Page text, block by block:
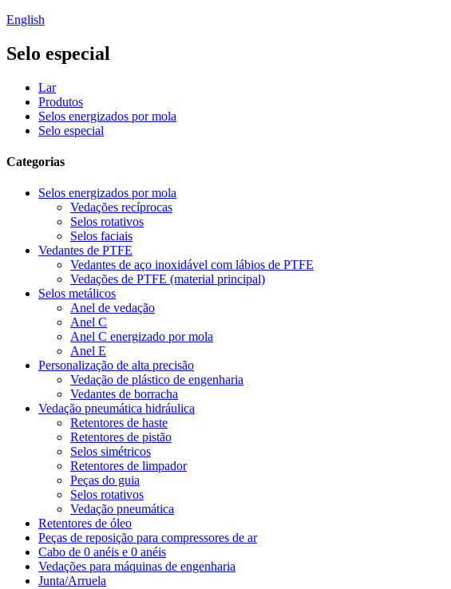
English
Selo especial
Lar
Produtos
Selos energizados por mola
Selo especial
Categorias
Selos energizados por mola
Vedações recíprocas
Selos rotativos
Selos faciais
Vedantes de PTFE
Vedantes de aço inoxidável com lábios de PTFE
Vedações de PTFE (material principal)
Selos metálicos
Anel de vedação
Anel C
Anel C energizado por mola
Anel E
Personalização de alta precisão
Vedação de plástico de engenharia
Vedantes de borracha
Vedação pneumática hidráulica
Retentores de haste
Retentores de pistão
Selos simétricos
Retentores de limpador
Peças do guia
Selos rotativos
Vedação pneumática
Retentores de óleo
Peças de reposição para compressores de ar
Cabo de 0 anéis e 0 anéis
Vedações para máquinas de engenharia
Junta/Arruela